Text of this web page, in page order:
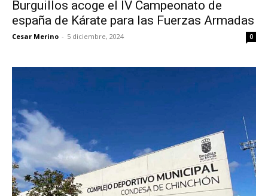
Burguillos acoge el IV Campeonato de
españa de Kárate para las Fuerzas Armadas
Cesar Merino - 5 diciembre, 2024 0